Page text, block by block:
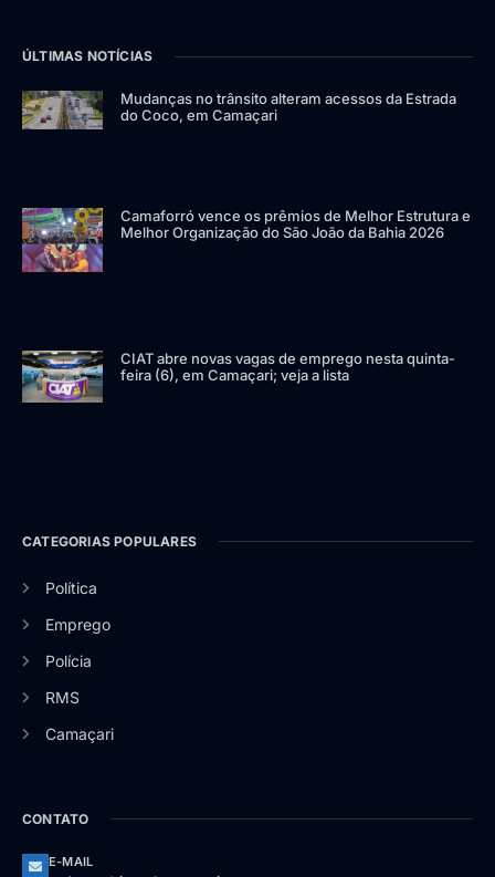
ÚLTIMAS NOTÍCIAS
Mudanças no trânsito alteram acessos da Estrada
do Coco, em Camaçari
Camaforró vence os prêmios de Melhor Estrutura e
Melhor Organização do São João da Bahia 2026
CIAT abre novas vagas de emprego nesta quinta-
feira (6), em Camaçari; veja a lista
CATEGORIAS POPULARES
Política
Emprego
Polícia
RMS
Camaçari
CONTATO
E-MAIL